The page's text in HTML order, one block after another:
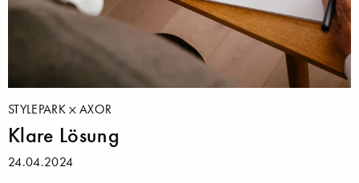
STYLEPARK AXOR
Klare Lösung
24.04.2024